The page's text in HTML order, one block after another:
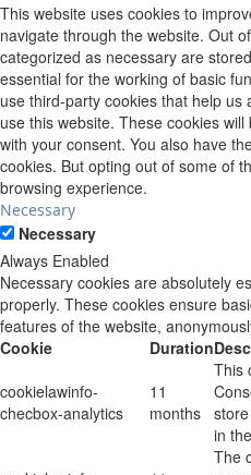
This website uses cookies to
navigate through the website. Out
categorized as necessary are
essential for the working of basic
use third-party cookies that help
use this website. These cookies
with your consent. You also have
cookies. But opting out of some of
browsing experience.
Necessary
Necessary
Always Enabled
Necessary cookies are absolutely
properly. These cookies ensure
features of the website,
Cookie
Duration
cookielawinfo-
checbox-analytics
11
months
This
in
The